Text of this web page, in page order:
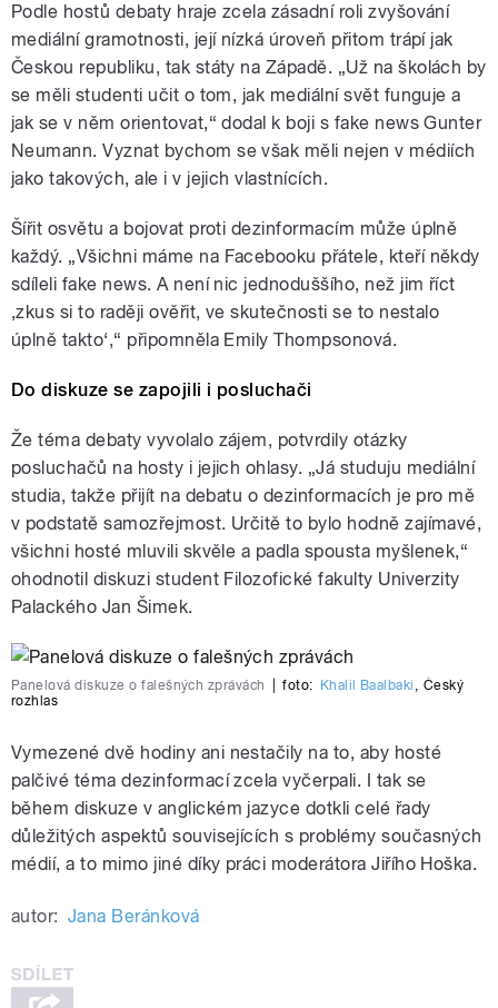
Podle hostů debaty hraje zcela zásadní roli zvyšování
mediální gramotnosti, její nízká úroveň přitom trápí jak
Českou republiku, tak státy na Západě. „Už na školách by
se měli studenti učit o tom, jak mediální svět funguje a
jak se v něm orientovat,“ dodal k boji s fake news Gunter
Neumann. Vyznat bychom se však měli nejen v médiích
jako takových, ale i v jejich vlastnících.
Šířit osvětu a bojovat proti dezinformacím může úplně
každý. „Všichni máme na Facebooku přátele, kteří někdy
sdíleli fake news. A není nic jednoduššího, než jim říct
‚zkus si to raději ověřit, ve skutečnosti se to nestalo
úplně takto‘,“ připomněla Emily Thompsonová.
Do diskuze se zapojili i posluchači
Že téma debaty vyvolalo zájem, potvrdily otázky
posluchačů na hosty i jejich ohlasy. „Já studuju mediální
studia, takže přijít na debatu o dezinformacích je pro mě
v podstatě samozřejmost. Určitě to bylo hodně zajímavé,
všichni hosté mluvili skvěle a padla spousta myšlenek,“
ohodnotil diskuzi student Filozofické fakulty Univerzity
Palackého Jan Šimek.
Panelová diskuze o falešných zprávách foto: Khalil Baalbaki , Český
rozhlas
Vymezené dvě hodiny ani nestačily na to, aby hosté
palčivé téma dezinformací zcela vyčerpali. I tak se
během diskuze v anglickém jazyce dotkli celé řady
důležitých aspektů souvisejících s problémy současných
médií, a to mimo jiné díky práci moderátora Jiřího Hoška.
autor: Jana Beránková